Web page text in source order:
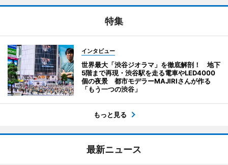
特集
インタビュー
世界最大「渋谷ジオラマ」を徹底解剖！ 地下
5階まで再現・渋谷駅を走る電車やLED4000
個の夜景 都市モデラーMAJIRIさんが作る
「もう一つの渋谷」
もっと見る
最新ニュース